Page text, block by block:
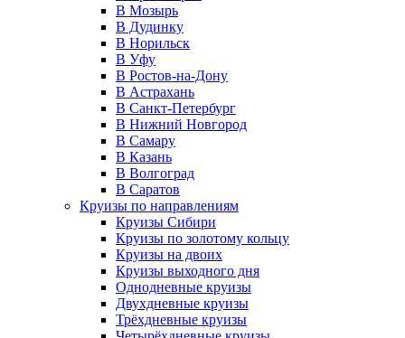
В Мозырь
В Дудинку
В Норильск
В Уфу
В Ростов-на-Дону
В Астрахань
В Санкт-Петербург
В Нижний Новгород
В Самару
В Казань
В Волгоград
В Саратов
Круизы по направлениям
Круизы Сибири
Круизы по золотому кольцу
Круизы на двоих
Круизы выходного дня
Однодневные круизы
Двухдневные круизы
Трёхдневные круизы